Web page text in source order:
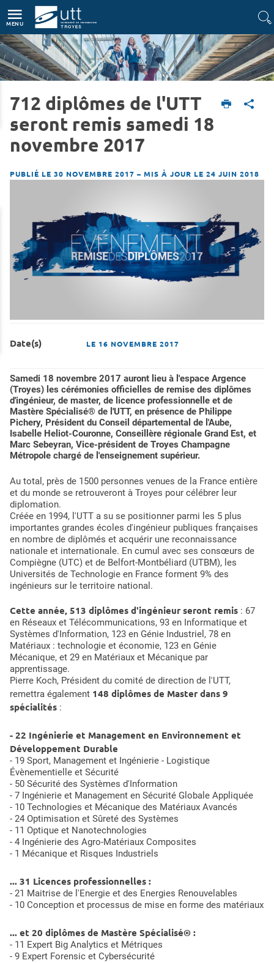
MENU
Accueil L'UTT Actualités
712 diplômes de l'UTT
seront remis samedi 18
novembre 2017
PUBLIÉ LE 30 NOVEMBRE 2017 – MIS À JOUR LE 24 JUIN 2018
Date(s) LE 16 NOVEMBRE 2017
Samedi 18 novembre 2017 auront lieu à l'espace Argence
(Troyes) les cérémonies officielles de remise des diplômes
d'ingénieur, de master, de licence professionnelle et de
Mastère Spécialisé® de l'UTT, en présence de Philippe
Pichery, Président du Conseil départemental de l'Aube,
Isabelle Heliot-Couronne, Conseillère régionale Grand Est, et
Marc Sebeyran, Vice-président de Troyes Champagne
Métropole chargé de l'enseignement supérieur.
Au total, près de 1500 personnes venues de la France entière
et du monde se retrouveront à Troyes pour célébrer leur
diplomation.
Créée en 1994, l'UTT a su se positionner parmi les 5 plus
importantes grandes écoles d'ingénieur publiques françaises
en nombre de diplômés et acquérir une reconnaissance
nationale et internationale. En cumul avec ses consœurs de
Compiègne (UTC) et de Belfort-Montbéliard (UTBM), les
Universités de Technologie en France forment 9% des
ingénieurs sur le territoire national.
Cette année, 513 diplômes d'ingénieur seront remis : 67
en Réseaux et Télécommunications, 93 en Informatique et
Systèmes d'Information, 123 en Génie Industriel, 78 en
Matériaux : technologie et économie, 123 en Génie
Mécanique, et 29 en Matériaux et Mécanique par
apprentissage.
Pierre Koch, Président du comité de direction de l'UTT,
remettra également 148 diplômes de Master dans 9
spécialités :
- 22 Ingénierie et Management en Environnement et
Développement Durable
- 19 Sport, Management et Ingénierie - Logistique
Évènementielle et Sécurité
- 50 Sécurité des Systèmes d'Information
- 7 Ingénierie et Management en Sécurité Globale Appliquée
- 10 Technologies et Mécanique des Matériaux Avancés
- 24 Optimisation et Sûreté des Systèmes
- 11 Optique et Nanotechnologies
- 4 Ingénierie des Agro-Matériaux Composites
- 1 Mécanique et Risques Industriels
... 31 Licences professionnelles :
- 21 Maitrise de l'Energie et des Energies Renouvelables
- 10 Conception et processus de mise en forme des matériaux
... et 20 diplômes de Mastère Spécialisé® :
- 11 Expert Big Analytics et Métriques
- 9 Expert Forensic et Cybersécurité